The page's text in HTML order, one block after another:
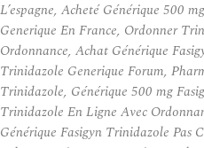
L’espagne, Acheté Générique 500
Generique En France, Ordonner
Ordonnance, Achat Générique
Trinidazole Generique Forum,
Trinidazole, Générique 500 mg
Trinidazole En Ligne Avec
Générique Fasigyn Trinidazole Pas